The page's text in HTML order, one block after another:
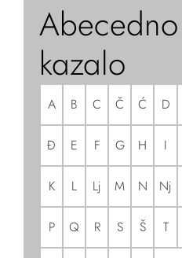
Abecedno
kazalo
A B C Č Ć D
Đ E F G H I
K L Lj M N Nj
P Q R S Š T